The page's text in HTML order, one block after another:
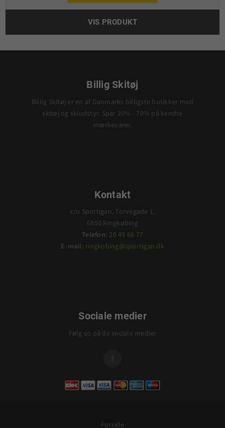
VIS PRODUKT
Billig Skitøj
Billig Skitøj er en af Danmarks billigste butikker med
skitøj og skiudstyr. Spar 20% - 70% på kendte
mærkevarer.
Kontakt
c/o Sportigan, Torvegade 1,
6950 Ringkøbing
Telefon: 20 49 66 77
E-mail: ringkobing@sportigan.dk
Sociale medier
Følg os på de sociale medier
Forside